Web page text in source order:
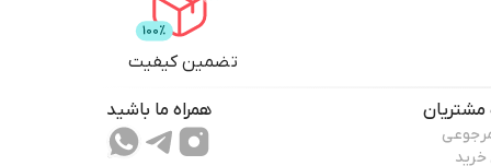
تضمین کیفیت
خرید
همراه ما باشید